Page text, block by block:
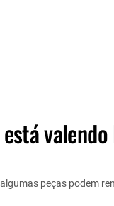
está
peças podem